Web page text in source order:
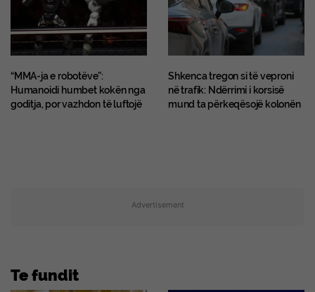
“MMA-ja e robotëve”:
Humanoidi humbet kokën nga
goditja, por vazhdon të luftojë
Shkenca tregon si të veproni
në trafik: Ndërrimi i korsisë
mund ta përkeqësojë kolonën
Advertisement
Te fundit